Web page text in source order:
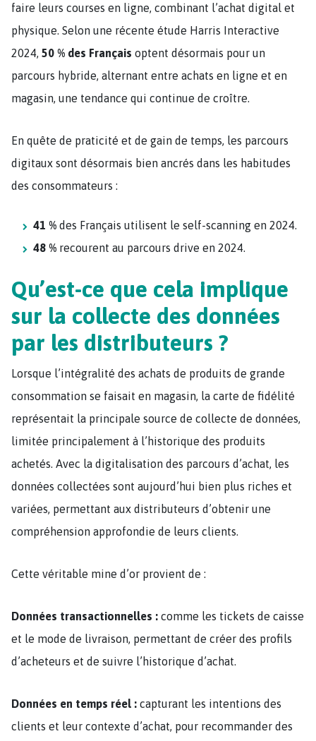
faire leurs courses en ligne, combinant l’achat digital et
physique. Selon une récente étude Harris Interactive
2024, 50 % des Français optent désormais pour un
parcours hybride, alternant entre achats en ligne et en
magasin, une tendance qui continue de croître.
En quête de praticité et de gain de temps, les parcours
digitaux sont désormais bien ancrés dans les habitudes
des consommateurs :
41 % des Français utilisent le self-scanning en 2024.
48 % recourent au parcours drive en 2024.
Qu’est-ce que cela implique
sur la collecte des données
par les distributeurs ?
Lorsque l’intégralité des achats de produits de grande
consommation se faisait en magasin, la carte de fidélité
représentait la principale source de collecte de données,
limitée principalement à l’historique des produits
achetés. Avec la digitalisation des parcours d’achat, les
données collectées sont aujourd’hui bien plus riches et
variées, permettant aux distributeurs d’obtenir une
compréhension approfondie de leurs clients.
Cette véritable mine d’or provient de :
Données transactionnelles : comme les tickets de caisse
et le mode de livraison, permettant de créer des profils
d’acheteurs et de suivre l’historique d’achat.
Données en temps réel : capturant les intentions des
clients et leur contexte d’achat, pour recommander des